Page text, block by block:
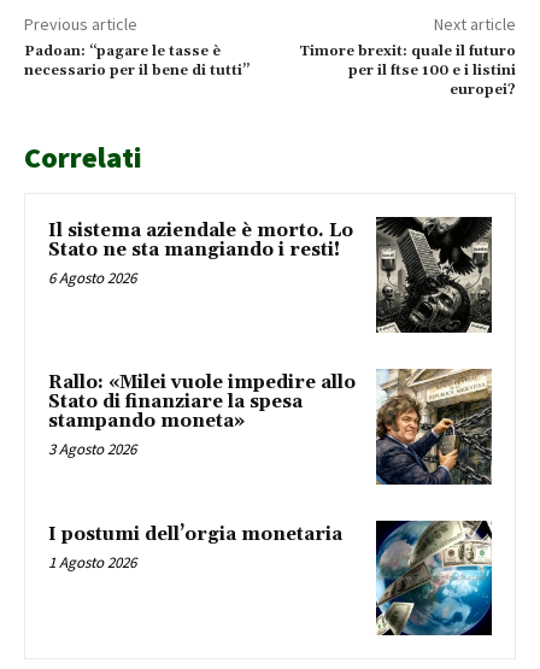
Previous article
Padoan: “pagare le tasse è
necessario per il bene di tutti”
Next article
Timore brexit: quale il futuro
per il ftse 100 e i listini
europei?
Correlati
Il sistema aziendale è morto. Lo
Stato ne sta mangiando i resti!
6 Agosto 2026
Rallo: «Milei vuole impedire allo
Stato di finanziare la spesa
stampando moneta»
3 Agosto 2026
I postumi dell’orgia monetaria
1 Agosto 2026